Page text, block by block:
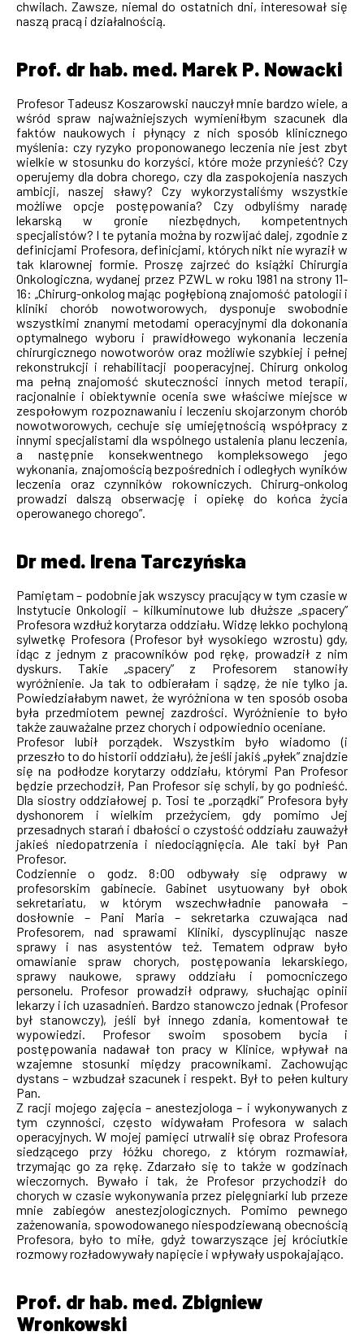
chwilach. Zawsze, niemal do ostatnich dni, interesował się
naszą pracą i działalnością.
Prof. dr hab. med. Marek P. Nowacki
Profesor Tadeusz Koszarowski nauczył mnie bardzo wiele, a
wśród spraw najważniejszych wymieniłbym szacunek dla
faktów naukowych i płynący z nich sposób klinicznego
myślenia: czy ryzyko proponowanego leczenia nie jest zbyt
wielkie w stosunku do korzyści, które może przynieść? Czy
operujemy dla dobra chorego, czy dla zaspokojenia naszych
ambicji, naszej sławy? Czy wykorzystaliśmy wszystkie
możliwe opcje postępowania? Czy odbyliśmy naradę
lekarską w gronie niezbędnych, kompetentnych
specjalistów? I te pytania można by rozwijać dalej, zgodnie z
definicjami Profesora, definicjami, których nikt nie wyraził w
tak klarownej formie. Proszę zajrzeć do książki Chirurgia
Onkologiczna, wydanej przez PZWL w roku 1981 na strony 11-
16: „Chirurg-onkolog mając pogłębioną znajomość patologii i
kliniki chorób nowotworowych, dysponuje swobodnie
wszystkimi znanymi metodami operacyjnymi dla dokonania
optymalnego wyboru i prawidłowego wykonania leczenia
chirurgicznego nowotworów oraz możliwie szybkiej i pełnej
rekonstrukcji i rehabilitacji pooperacyjnej. Chirurg onkolog
ma pełną znajomość skuteczności innych metod terapii,
racjonalnie i obiektywnie ocenia swe właściwe miejsce w
zespołowym rozpoznawaniu i leczeniu skojarzonym chorób
nowotworowych, cechuje się umiejętnością współpracy z
innymi specjalistami dla wspólnego ustalenia planu leczenia,
a następnie konsekwentnego kompleksowego jego
wykonania, znajomością bezpośrednich i odległych wyników
leczenia oraz czynników rokowniczych. Chirurg-onkolog
prowadzi dalszą obserwację i opiekę do końca życia
operowanego chorego”.
Dr med. Irena Tarczyńska
Pamiętam – podobnie jak wszyscy pracujący w tym czasie w
Instytucie Onkologii – kilkuminutowe lub dłuższe „spacery”
Profesora wzdłuż korytarza oddziału. Widzę lekko pochyloną
sylwetkę Profesora (Profesor był wysokiego wzrostu) gdy,
idąc z jednym z pracowników pod rękę, prowadził z nim
dyskurs. Takie „spacery” z Profesorem stanowiły
wyróżnienie. Ja tak to odbierałam i sądzę, że nie tylko ja.
Powiedziałabym nawet, że wyróżniona w ten sposób osoba
była przedmiotem pewnej zazdrości. Wyróżnienie to było
także zauważalne przez chorych i odpowiednio oceniane.
Profesor lubił porządek. Wszystkim było wiadomo (i
przeszło to do historii oddziału), że jeśli jakiś „pyłek” znajdzie
się na podłodze korytarzy oddziału, którymi Pan Profesor
będzie przechodził, Pan Profesor się schyli, by go podnieść.
Dla siostry oddziałowej p. Tosi te „porządki” Profesora były
dyshonorem i wielkim przeżyciem, gdy pomimo Jej
przesadnych starań i dbałości o czystość oddziału zauważył
jakieś niedopatrzenia i niedociągnięcia. Ale taki był Pan
Profesor.
Codziennie o godz. 8:00 odbywały się odprawy w
profesorskim gabinecie. Gabinet usytuowany był obok
sekretariatu, w którym wszechwładnie panowała –
dosłownie – Pani Maria – sekretarka czuwająca nad
Profesorem, nad sprawami Kliniki, dyscyplinując nasze
sprawy i nas asystentów też. Tematem odpraw było
omawianie spraw chorych, postępowania lekarskiego,
sprawy naukowe, sprawy oddziału i pomocniczego
personelu. Profesor prowadził odprawy, słuchając opinii
lekarzy i ich uzasadnień. Bardzo stanowczo jednak (Profesor
był stanowczy), jeśli był innego zdania, komentował te
wypowiedzi. Profesor swoim sposobem bycia i
postępowania nadawał ton pracy w Klinice, wpływał na
wzajemne stosunki między pracownikami. Zachowując
dystans – wzbudzał szacunek i respekt. Był to pełen kultury
Pan.
Z racji mojego zajęcia – anestezjologa – i wykonywanych z
tym czynności, często widywałam Profesora w salach
operacyjnych. W mojej pamięci utrwalił się obraz Profesora
siedzącego przy łóżku chorego, z którym rozmawiał,
trzymając go za rękę. Zdarzało się to także w godzinach
wieczornych. Bywało i tak, że Profesor przychodził do
chorych w czasie wykonywania przez pielęgniarki lub przeze
mnie zabiegów anestezjologicznych. Pomimo pewnego
zażenowania, spowodowanego niespodziewaną obecnością
Profesora, było to miłe, gdyż towarzyszące jej króciutkie
rozmowy rozładowywały napięcie i wpływały uspokajająco.
Prof. dr hab. med. Zbigniew
Wronkowski